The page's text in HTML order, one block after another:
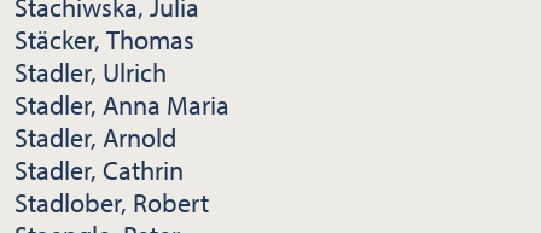
Stachiwska, Julia
Stäcker, Thomas
Stadler, Ulrich
Stadler, Anna Maria
Stadler, Arnold
Stadler, Cathrin
Stadlober, Robert